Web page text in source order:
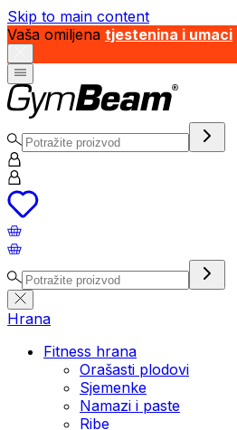
Skip to main content
Vaša omiljena tjestenina i umaci
Hrana
Fitness hrana
Orašasti plodovi
Sjemenke
Namazi i paste
Ribe